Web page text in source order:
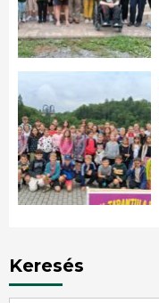
Keresés